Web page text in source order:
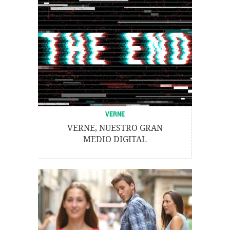
VERNE
VERNE, NUESTRO GRAN
MEDIO DIGITAL